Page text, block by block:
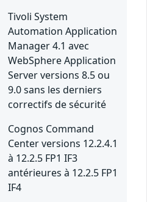
Tivoli System
Automation Application
Manager 4.1 avec
WebSphere Application
Server versions 8.5 ou
9.0 sans les derniers
correctifs de sécurité
Cognos Command
Center versions 12.2.4.1
à 12.2.5 FP1 IF3
antérieures à 12.2.5 FP1
IF4